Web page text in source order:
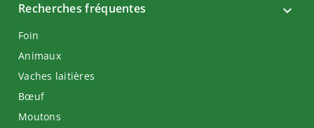
Recherches fréquentes
Foin
Animaux
Vaches laitières
Bœuf
Moutons